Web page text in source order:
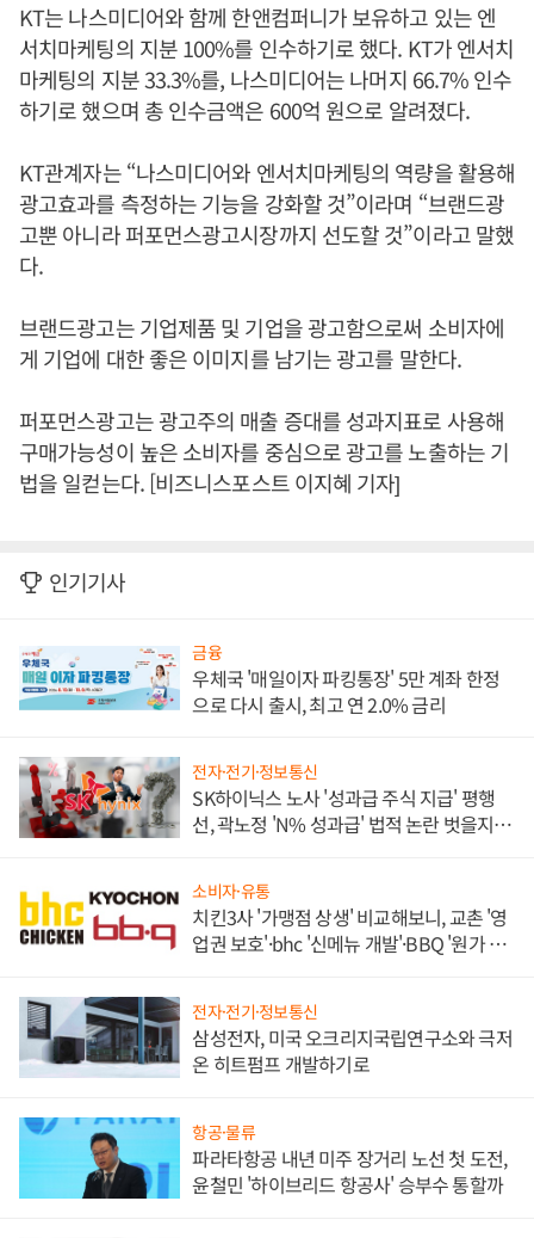
KT는 나스미디어와 함께 한앤컴퍼니가 보유하고 있는 엔
서치마케팅의 지분 100%를 인수하기로 했다. KT가 엔서치
마케팅의 지분 33.3%를, 나스미디어는 나머지 66.7% 인수
하기로 했으며 총 인수금액은 600억 원으로 알려졌다.
KT관계자는 “나스미디어와 엔서치마케팅의 역량을 활용해
광고효과를 측정하는 기능을 강화할 것”이라며 “브랜드광
고뿐 아니라 퍼포먼스광고시장까지 선도할 것”이라고 말했
다.
브랜드광고는 기업제품 및 기업을 광고함으로써 소비자에
게 기업에 대한 좋은 이미지를 남기는 광고를 말한다.
퍼포먼스광고는 광고주의 매출 증대를 성과지표로 사용해
구매가능성이 높은 소비자를 중심으로 광고를 노출하는 기
법을 일컫는다. [비즈니스포스트 이지혜 기자]
인기기사
금융
우체국 '매일이자 파킹통장' 5만 계좌 한정
으로 다시 출시, 최고 연 2.0% 금리
전자·전기·정보통신
SK하이닉스 노사 '성과급 주식 지급' 평행
선, 곽노정 'N% 성과급' 법적 논란 벗을지 주
소비자·유통
치킨3사 '가맹점 상생' 비교해보니, 교촌 '영
업권 보호'·bhc '신메뉴 개발'·BBQ '원가 부
전자·전기·정보통신
삼성전자, 미국 오크리지국립연구소와 극저
온 히트펌프 개발하기로
항공·물류
파라타항공 내년 미주 장거리 노선 첫 도전,
윤철민 '하이브리드 항공사' 승부수 통할까